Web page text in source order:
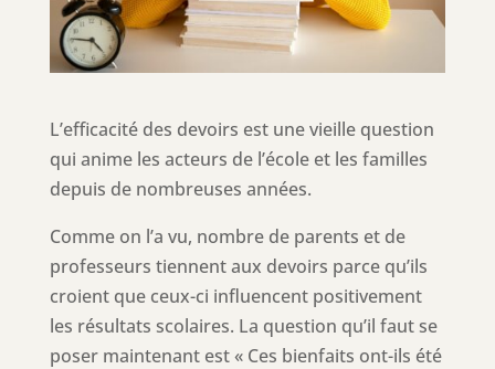
L’efficacité des devoirs est une vieille question
qui anime les acteurs de l’école et les familles
depuis de nombreuses années.
Comme on l’a vu, nombre de parents et de
professeurs tiennent aux devoirs parce qu’ils
croient que ceux-ci influencent positivement
les résultats scolaires. La question qu’il faut se
poser maintenant est « Ces bienfaits ont-ils été